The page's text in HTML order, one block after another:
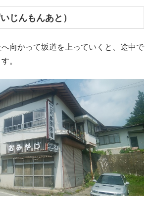
じんもんあと）
向かって坂道を上っていくと、途中で
。